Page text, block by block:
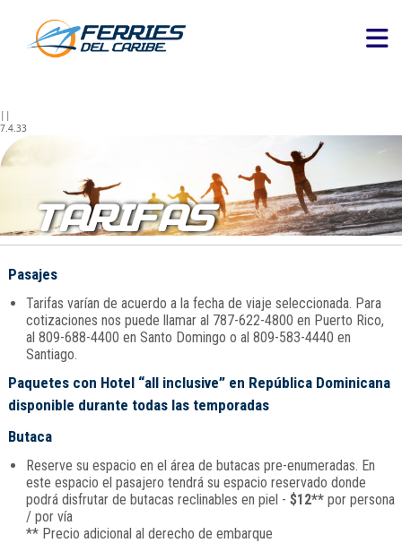
||
7.4.33
TARIFAS
Pasajes
Tarifas varían de acuerdo a la fecha de viaje seleccionada. Para
cotizaciones nos puede llamar al 787-622-4800 en Puerto Rico,
al 809-688-4400 en Santo Domingo o al 809-583-4440 en
Santiago.
Paquetes con Hotel “all inclusive” en República Dominicana
disponible durante todas las temporadas
Butaca
Reserve su espacio en el área de butacas pre-enumeradas. En
este espacio el pasajero tendrá su espacio reservado donde
podrá disfrutar de butacas reclinables en piel - $12**por persona
/ por vía
** Precio adicional al derecho de embarque